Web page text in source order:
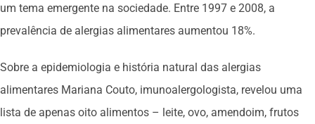
um tema emergente na sociedade. Entre 1997 e 2008, a
prevalência de alergias alimentares aumentou 18%.
Sobre a epidemiologia e história natural das alergias
alimentares Mariana Couto, imunoalergologista, revelou uma
lista de apenas oito alimentos – leite, ovo, amendoim, frutos